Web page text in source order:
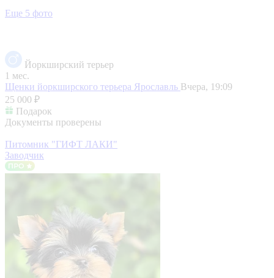
Еще 5 фото
Йоркширский терьер
1 мес.
Щенки йоркширского терьера Ярославль Вчера, 19:09
25 000 ₽
Подарок
Документы проверены
Питомник "ГИФТ ЛАКИ"
Заводчик